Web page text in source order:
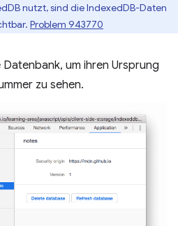
nutzt, sind die IndexedDB-Daten
Problem 943770
Datenbank, um ihren Ursprung
zu sehen.